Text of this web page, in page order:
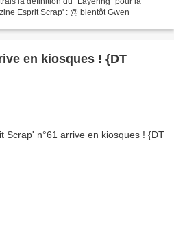
Esprit Scrap' : @ bientôt Gwen
en kiosques ! {DT